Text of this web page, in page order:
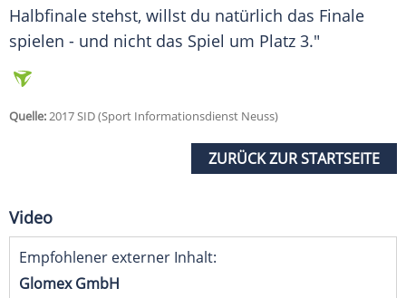
Halbfinale stehst, willst du natürlich das Finale
spielen - und nicht das Spiel um Platz 3."
Quelle:2017 SID (Sport Informationsdienst Neuss)
ZURÜCK ZUR STARTSEITE
Video
Empfohlener externer Inhalt:
Glomex GmbH